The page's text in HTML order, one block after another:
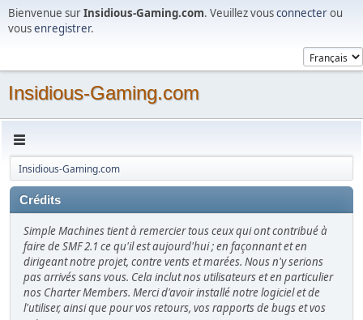
Bienvenue surInsidious-Gaming.com. Veuillez vousconnecterou
vousenregistrer.
Insidious-Gaming.com
Insidious-Gaming.com
Crédits
Simple Machines tient à remercier tous ceux qui ont contribué à
faire de SMF 2.1 ce qu'il est aujourd'hui ; en façonnant et en
dirigeant notre projet, contre vents et marées. Nous n'y serions
pas arrivés sans vous. Cela inclut nos utilisateurs et en particulier
nos Charter Members. Merci d'avoir installé notre logiciel et de
l'utiliser, ainsi que pour vos retours, vos rapports de bugs et vos